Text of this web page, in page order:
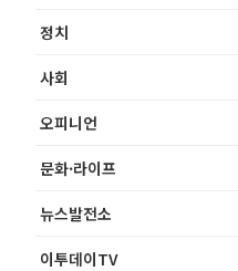
정치
사회
오피니언
문화·라이프
뉴스발전소
이투데이TV